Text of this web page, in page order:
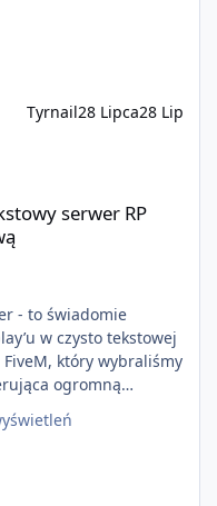
Tyrnail28 Lipca28 Lip
serwer RP
- to świadomie
w czysto tekstowej
który wybraliśmy
ogromną
systemów niż w